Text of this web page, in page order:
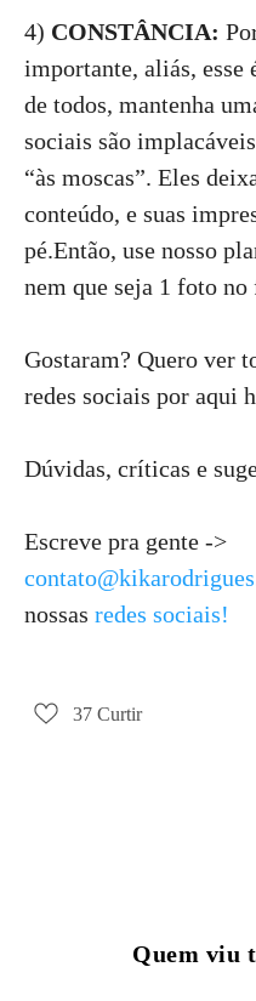
4) CONSTÂNCIA:
importante, aliás, esse
de todos, mantenha
sociais são
“às moscas”. Eles
conteúdo, e suas
pé.Então, use nosso
nem que seja 1 foto
Gostaram? Quero ver
redes sociais por aqui
Dúvidas, críticas e
Escreve pra gente ->
nossas redes sociais!
37 Curtir
Quem viu